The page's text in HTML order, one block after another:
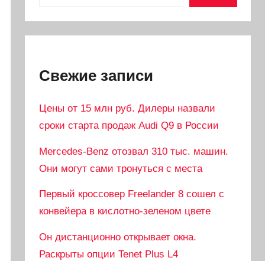
Свежие записи
Цены от 15 млн руб. Дилеры назвали
сроки старта продаж Audi Q9 в России
Mercedes-Benz отозвал 310 тыс. машин.
Они могут сами тронуться с места
Первый кроссовер Freelander 8 сошел с
конвейера в кислотно-зеленом цвете
Он дистанционно открывает окна.
Раскрыты опции Tenet Plus L4